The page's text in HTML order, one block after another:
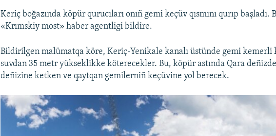
Keriç boğazında köpür qurucıları onıñ gemi keçüv qısmını qurıp başladı.
«Krımskiy most» haber agentligi bildire.
Bildirilgen malümatqa köre, Keriç-Yenikale kanalı üstünde gemi kemerli
suvdan 35 metr yükseklikke köterecekler. Bu, köpür astında Qara
deñizine ketken ve qaytqan gemilerniñ keçüvine yol berecek.